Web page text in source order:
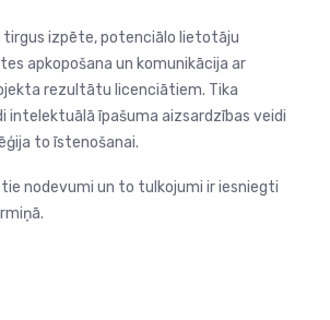
izpēte, potenciālo lietotāju
apkopošana un komunikācija ar
rezultātu licenciātiem. Tika
intelektuālā īpašuma aizsardzības veidi
to īstenošanai.
nodevumi un to tulkojumi ir iesniegti